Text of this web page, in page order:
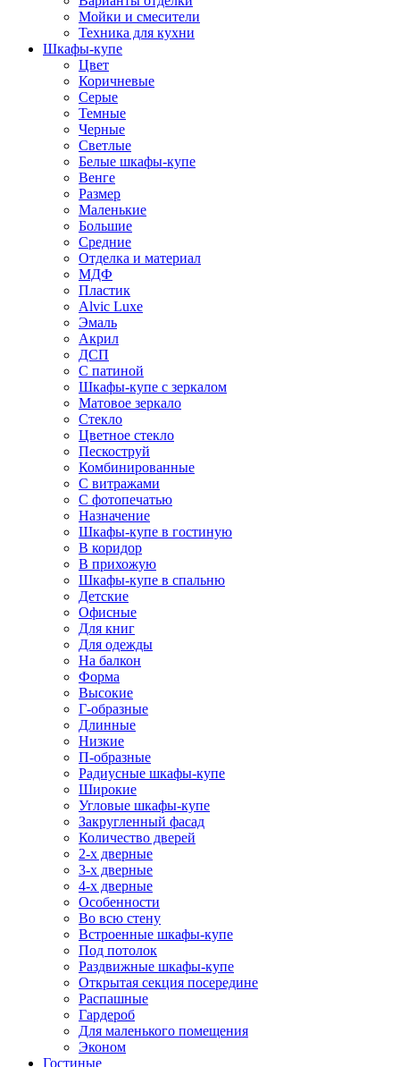
Мойки и смесители
Техника для кухни
Шкафы-купе
Цвет
Коричневые
Серые
Темные
Черные
Светлые
Белые шкафы-купе
Венге
Размер
Маленькие
Большие
Средние
Отделка и материал
МДФ
Пластик
Alvic Luxe
Эмаль
Акрил
ДСП
С патиной
Шкафы-купе с зеркалом
Матовое зеркало
Стекло
Цветное стекло
Пескоструй
Комбинированные
С витражами
С фотопечатью
Назначение
Шкафы-купе в гостиную
В коридор
В прихожую
Шкафы-купе в спальню
Детские
Офисные
Для книг
Для одежды
На балкон
Форма
Высокие
Г-образные
Длинные
Низкие
П-образные
Радиусные шкафы-купе
Широкие
Угловые шкафы-купе
Закругленный фасад
Количество дверей
2-х дверные
3-х дверные
4-х дверные
Особенности
Во всю стену
Встроенные шкафы-купе
Под потолок
Раздвижные шкафы-купе
Открытая секция посередине
Распашные
Гардероб
Для маленького помещения
Эконом
Гостиные